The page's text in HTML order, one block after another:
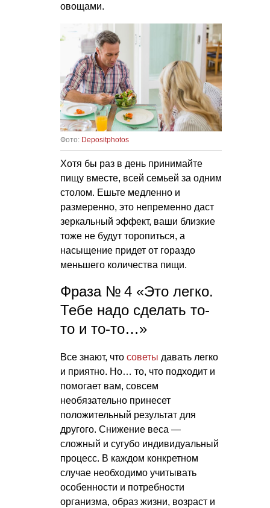
овощами.
Фото: Depositphotos
Хотя бы раз в день принимайте
пищу вместе, всей семьей за одним
столом. Ешьте медленно и
размеренно, это непременно даст
зеркальный эффект, ваши близкие
тоже не будут торопиться, а
насыщение придет от гораздо
меньшего количества пищи.
Фраза № 4 «Это легко.
Тебе надо сделать то-
то и то-то…»
Все знают, что советы давать легко
и приятно. Но… то, что подходит и
помогает вам, совсем
необязательно принесет
положительный результат для
другого. Снижение веса —
сложный и сугубо индивидуальный
процесс. В каждом конкретном
случае необходимо учитывать
особенности и потребности
организма, образ жизни, возраст и